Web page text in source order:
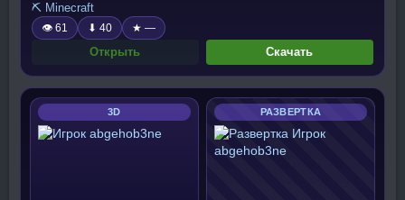
⛏️ Minecraft
👁 61 ⬇ 40 ★ —
Открыть Скачать
3D РАЗВЕРТКА